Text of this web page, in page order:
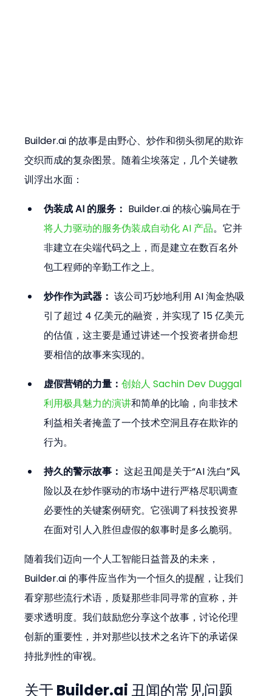
Builder.ai 的故事是由野心、炒作和彻头彻尾的欺诈
交织而成的复杂图景。随着尘埃落定，几个关键教
训浮出水面：
伪装成 AI 的服务： Builder.ai 的核心骗局在于
将人力驱动的服务伪装成自动化 AI 产品。它并
非建立在尖端代码之上，而是建立在数百名外
包工程师的辛勤工作之上。
炒作作为武器： 该公司巧妙地利用 AI 淘金热吸
引了超过 4 亿美元的融资，并实现了 15 亿美元
的估值，这主要是通过讲述一个投资者拼命想
要相信的故事来实现的。
虚假营销的力量：创始人 Sachin Dev Duggal
利用极具魅力的演讲和简单的比喻，向非技术
利益相关者掩盖了一个技术空洞且存在欺诈的
行为。
持久的警示故事： 这起丑闻是关于“AI 洗白”风
险以及在炒作驱动的市场中进行严格尽职调查
必要性的关键案例研究。它强调了科技投资界
在面对引人入胜但虚假的叙事时是多么脆弱。
随着我们迈向一个人工智能日益普及的未来，
Builder.ai 的事件应当作为一个恒久的提醒，让我们
看穿那些流行术语，质疑那些非同寻常的宣称，并
要求透明度。我们鼓励您分享这个故事，讨论伦理
创新的重要性，并对那些以技术之名许下的承诺保
持批判性的审视。
关于 Builder.ai 丑闻的常见问题